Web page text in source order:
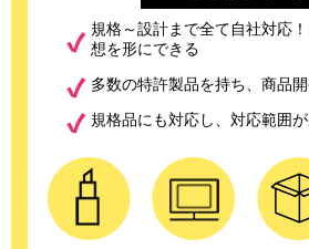
規格～設計まで全て自社対応
想を形にできる
多数の特許製品を持ち、商品
規格品にも対応し、対応範囲